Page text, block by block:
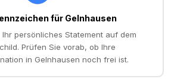
für Gelnhausen
persönliches Statement auf dem
Prüfen Sie vorab, ob Ihre
in Gelnhausen noch frei ist.